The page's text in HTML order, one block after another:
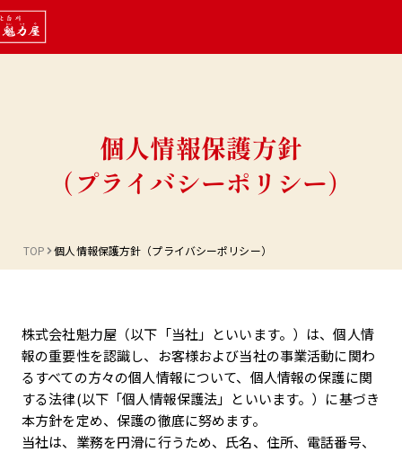
個人情報保護方針
（プライバシーポリシー）
TOP 個人情報保護方針（プライバシーポリシー）
株式会社魁力屋（以下「当社」といいます。）は、個人情
報の重要性を認識し、お客様および当社の事業活動に関わ
るすべての方々の個人情報について、個人情報の保護に関
する法律(以下「個人情報保護法」といいます。）に基づき
本方針を定め、保護の徹底に努めます。
当社は、業務を円滑に行うため、氏名、住所、電話番号、